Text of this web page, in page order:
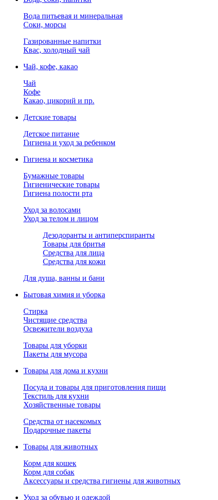
Вода питьевая и минеральная
Соки, морсы
Газированные напитки
Квас, холодный чай
Чай, кофе, какао
Чай
Кофе
Какао, цикорий и пр.
Детские товары
Детское питание
Гигиена и уход за ребенком
Гигиена и косметика
Бумажные товары
Гигиенические товары
Гигиена полости рта
Уход за волосами
Уход за телом и лицом
Дезодоранты и антиперспиранты
Товары для бритья
Средства для лица
Средства для кожи
Для душа, ванны и бани
Бытовая химия и уборка
Стирка
Чистящие средства
Освежители воздуха
Товары для уборки
Пакеты для мусора
Товары для дома и кухни
Посуда и товары для приготовления пищи
Текстиль для кухни
Хозяйственные товары
Средства от насекомых
Подарочные пакеты
Товары для животных
Корм для кошек
Корм для собак
Аксессуары и средства гигиены для животных
Уход за обувью и одеждой